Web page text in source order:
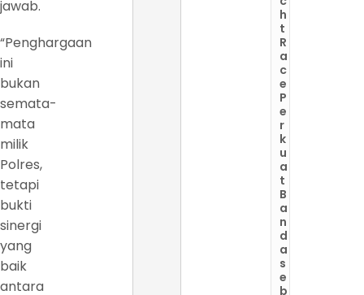
jawab.
“Penghargaan
ini
bukan
semata-
mata
milik
Polres,
tetapi
bukti
sinergi
yang
baik
antara
h
t
R
a
c
e
P
e
r
k
u
a
t
B
a
n
d
a
s
e
b